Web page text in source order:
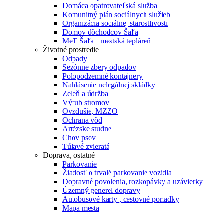
Domáca opatrovateľská služba
Komunitný plán sociálnych služieb
Organizácia sociálnej starostlivosti
Domov dôchodcov Šaľa
MeT Šaľa - mestská tepláreň
Životné prostredie
Odpady
Sezónne zbery odpadov
Polopodzemné kontajnery
Nahlásenie nelegálnej skládky
Zeleň a údržba
Výrub stromov
Ovzdušie, MZZO
Ochrana vôd
Artézske studne
Chov psov
Túlavé zvieratá
Doprava, ostatné
Parkovanie
Žiadosť o trvalé parkovanie vozidla
Dopravné povolenia, rozkopávky a uzávierky
Územný generel dopravy
Autobusové karty , cestovné poriadky
Mapa mesta